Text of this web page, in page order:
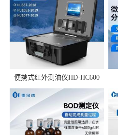
便携式红外测油仪HD-HC600